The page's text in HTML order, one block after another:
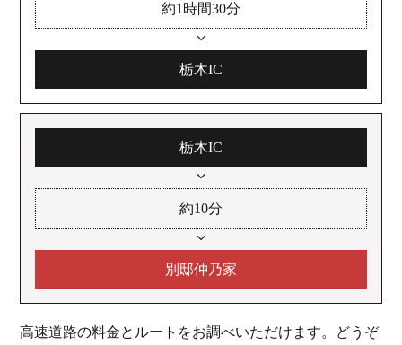
約1時間30分
栃木IC
栃木IC
約10分
別邸仲乃家
高速道路の料金とルートをお調べいただけます。どうぞ